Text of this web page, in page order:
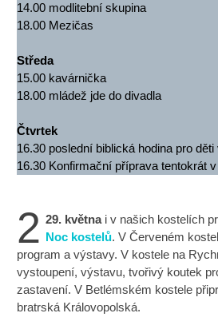
14.00 modlitební skupina
18.00 Mezičas
Středa
15.00 kavárnička
18.00 mládež jde do divadla
Čtvrtek
16.30 poslední biblická hodina pro děti
16.30 Konfirmační příprava tentokrát v
2 29. květnai v našich kostelích
Noc kostelů. V Červeném
program a výstavy. V kostele na
vystoupení, výstavu, tvořivý koutek
zastavení. V Betlémském kostele
bratrská Královopolská.